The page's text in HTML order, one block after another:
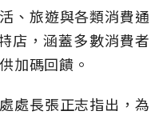
、旅遊與各類消費通
店，涵蓋多數消費者
加碼回饋。
處長張正志指出，為